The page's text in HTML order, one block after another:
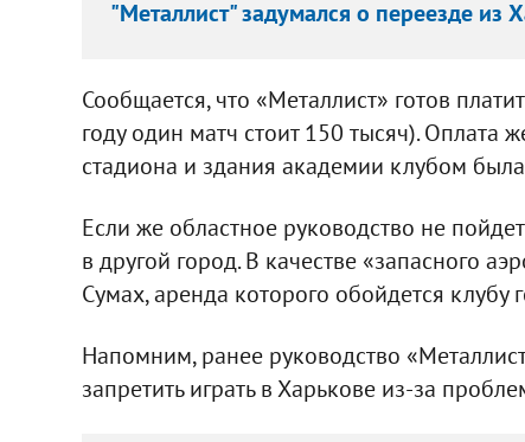
"Металлист" задумался о переезде из
Сообщается, что «Металлист» готов
году один матч стоит 150 тысяч).
стадиона и здания академии клубом
Если же областное руководство не
в другой город. В качестве «запасного
Сумах, аренда которого обойдется клубу
Напомним, ранее руководство
запретить играть в Харькове из-за